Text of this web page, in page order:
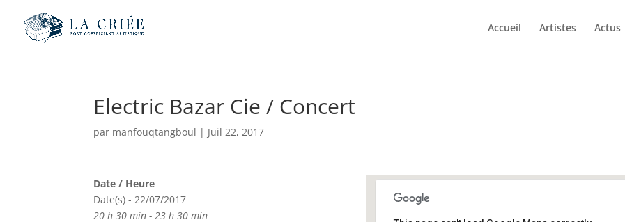
Accueil Artistes Actus
Electric Bazar Cie / Concert
par manfouqtangboul | Juil 22, 2017
Date / Heure
Date(s) - 22/07/2017
20 h 30 min - 23 h 30 min